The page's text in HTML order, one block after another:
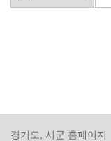
경기도, 시군 홈페이지